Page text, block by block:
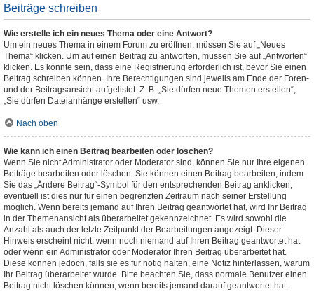
Beiträge schreiben
Wie erstelle ich ein neues Thema oder eine Antwort?
Um ein neues Thema in einem Forum zu eröffnen, müssen Sie auf „Neues
Thema“ klicken. Um auf einen Beitrag zu antworten, müssen Sie auf „Antworten“
klicken. Es könnte sein, dass eine Registrierung erforderlich ist, bevor Sie einen
Beitrag schreiben können. Ihre Berechtigungen sind jeweils am Ende der Foren-
und der Beitragsansicht aufgelistet. Z. B. „Sie dürfen neue Themen erstellen“,
„Sie dürfen Dateianhänge erstellen“ usw.
Nach oben
Wie kann ich einen Beitrag bearbeiten oder löschen?
Wenn Sie nicht Administrator oder Moderator sind, können Sie nur Ihre eigenen
Beiträge bearbeiten oder löschen. Sie können einen Beitrag bearbeiten, indem
Sie das „Ändere Beitrag“-Symbol für den entsprechenden Beitrag anklicken;
eventuell ist dies nur für einen begrenzten Zeitraum nach seiner Erstellung
möglich. Wenn bereits jemand auf Ihren Beitrag geantwortet hat, wird Ihr Beitrag
in der Themenansicht als überarbeitet gekennzeichnet. Es wird sowohl die
Anzahl als auch der letzte Zeitpunkt der Bearbeitungen angezeigt. Dieser
Hinweis erscheint nicht, wenn noch niemand auf Ihren Beitrag geantwortet hat
oder wenn ein Administrator oder Moderator Ihren Beitrag überarbeitet hat.
Diese können jedoch, falls sie es für nötig halten, eine Notiz hinterlassen, warum
Ihr Beitrag überarbeitet wurde. Bitte beachten Sie, dass normale Benutzer einen
Beitrag nicht löschen können, wenn bereits jemand darauf geantwortet hat.